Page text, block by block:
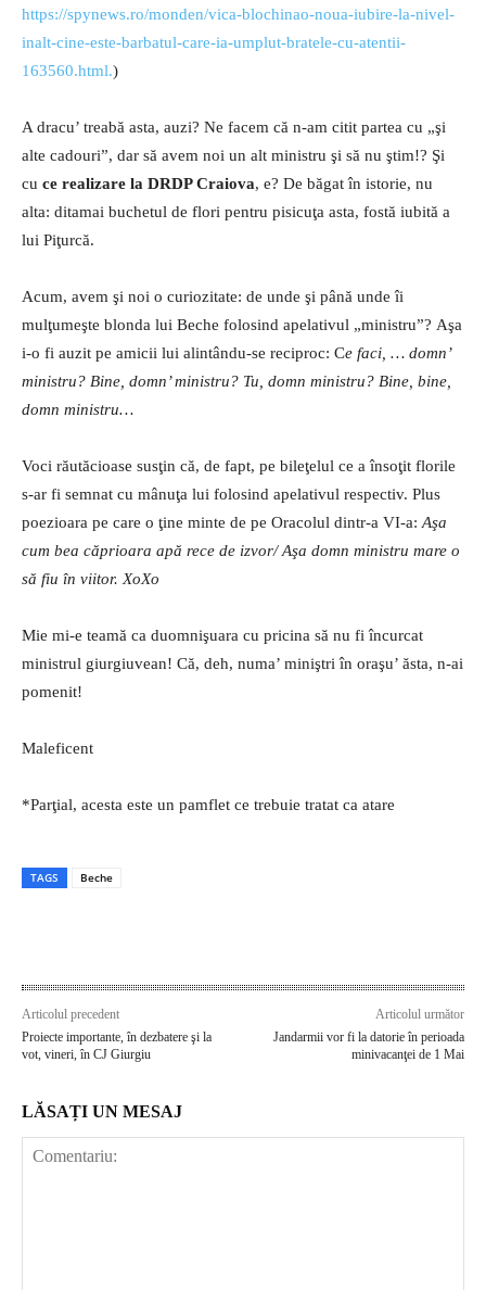
https://spynews.ro/monden/vica-blochinao-noua-iubire-la-nivel-
inalt-cine-este-barbatul-care-ia-umplut-bratele-cu-atentii-
163560.html.)
A dracu’ treabă asta, auzi? Ne facem că n-am citit partea cu „şi
alte cadouri”, dar să avem noi un alt ministru şi să nu ştim!? Şi
cu ce realizare la DRDP Craiova, e? De băgat în istorie, nu
alta: ditamai buchetul de flori pentru pisicuţa asta, fostă iubită a
lui Piţurcă.
Acum, avem şi noi o curiozitate: de unde şi până unde îi
mulţumeşte blonda lui Beche folosind apelativul „ministru”? Aşa
i-o fi auzit pe amicii lui alintându-se reciproc: Ce faci, … domn’
ministru? Bine, domn’ ministru? Tu, domn ministru? Bine, bine,
domn ministru…
Voci răutăcioase susţin că, de fapt, pe bileţelul ce a însoţit florile
s-ar fi semnat cu mânuţa lui folosind apelativul respectiv. Plus
poezioara pe care o ţine minte de pe Oracolul dintr-a VI-a: Aşa
cum bea căprioara apă rece de izvor/ Aşa domn ministru mare o
să fiu în viitor. XoXo
Mie mi-e teamă ca duomnişuara cu pricina să nu fi încurcat
ministrul giurgiuvean! Că, deh, numa’ miniştri în oraşu’ ăsta, n-ai
pomenit!
Maleficent
*Parţial, acesta este un pamflet ce trebuie tratat ca atare
TAGS Beche
Articolul precedent
Proiecte importante, în dezbatere şi la
vot, vineri, în CJ Giurgiu
Articolul următor
Jandarmii vor fi la datorie în perioada
minivacanţei de 1 Mai
LĂSAȚI UN MESAJ